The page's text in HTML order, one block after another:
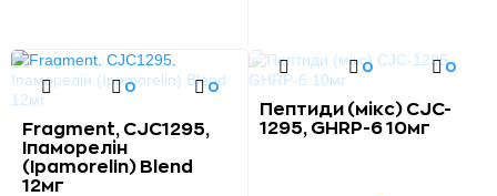
0 0
Fragment, CJC1295,
Іпаморелін
(Ipamorelin) Blend
12мг
0 0
Пептиди (мікс) CJC-
1295, GHRP-6 10мг